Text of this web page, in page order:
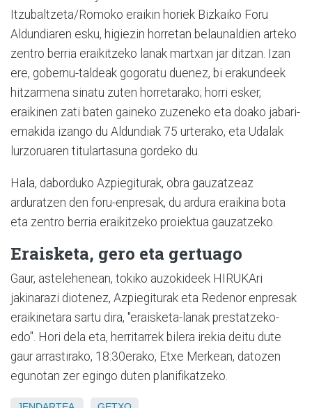
Itzubaltzeta/Romoko eraikin horiek Bizkaiko Foru
Aldundiaren esku, higiezin horretan belaunaldien arteko
zentro berria eraikitzeko lanak martxan jar ditzan. Izan
ere, gobernu-taldeak gogoratu duenez, bi erakundeek
hitzarmena sinatu zuten horretarako; horri esker,
eraikinen zati baten gaineko zuzeneko eta doako jabari-
emakida izango du Aldundiak 75 urterako, eta Udalak
lurzoruaren titulartasuna gordeko du.
Hala, daborduko Azpiegiturak, obra gauzatzeaz
arduratzen den foru-enpresak, du ardura eraikina bota
eta zentro berria eraikitzeko proiektua gauzatzeko.
Eraisketa, gero eta gertuago
Gaur, astelehenean, tokiko auzokideek HIRUKAri
jakinarazi diotenez, Azpiegiturak eta Redenor enpresak
eraikinetara sartu dira, "eraisketa-lanak prestatzeko-
edo". Hori dela eta, herritarrek bilera irekia deitu dute
gaur arrastirako, 18:30erako, Etxe Merkean, datozen
egunotan zer egingo duten planifikatzeko.